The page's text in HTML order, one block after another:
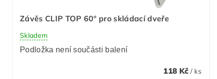
Závěs CLIP TOP 60° pro skládací dveře
Skladem
Podložka není součásti balení
118 Kč / ks